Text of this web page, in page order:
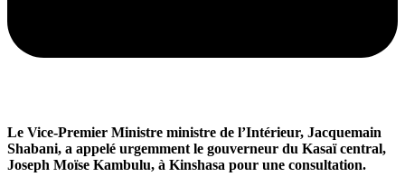
Le Vice-Premier Ministre ministre de l’Intérieur, Jacquemain
Shabani, a appelé urgemment le gouverneur du Kasaï central,
Joseph Moïse Kambulu, à Kinshasa pour une consultation.